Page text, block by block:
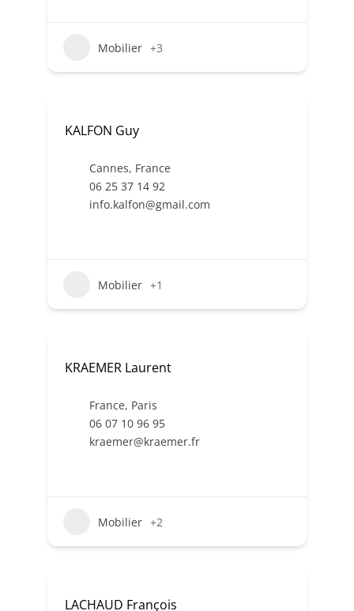
Mobilier +3
KALFON Guy
Cannes, France
06 25 37 14 92
info.kalfon@gmail.com
Mobilier +1
KRAEMER Laurent
France, Paris
06 07 10 96 95
kraemer@kraemer.fr
Mobilier +2
LACHAUD François